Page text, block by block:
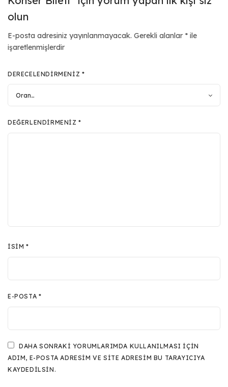
olun
E-posta adresiniz yayınlanmayacak. Gerekli alanlar * ile
işaretlenmişlerdir
DERECELENDIRMENIZ *
DEĞERLENDIRMENIZ*
İSIM*
E-POSTA *
DAHA SONRAKI YORUMLARIMDA KULLANILMASI IÇIN
ADIM, E-POSTA ADRESIM VE SITE ADRESIM BU TARAYICIYA
KAYDEDILSIN.